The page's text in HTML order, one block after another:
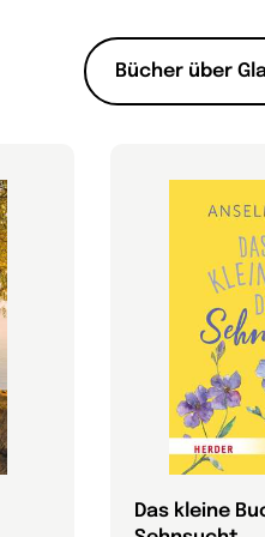
Bücher über
Das kleine